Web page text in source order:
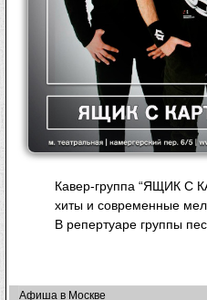
Кавер-группа “ЯЩИК С
хиты и современные
В репертуаре группы
Афиша в Москве